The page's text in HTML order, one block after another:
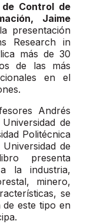
Control de
Jaime
presentación
Research in
más de 30
de las más
en el
Andrés
de
Politécnica
de
presenta
la industria,
minero,
se
este tipo en